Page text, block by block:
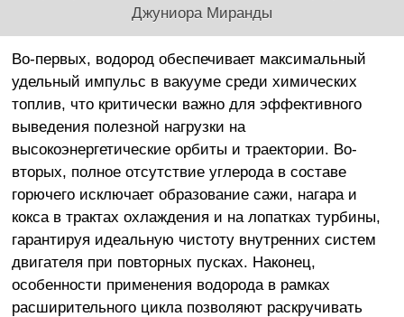
Джуниора Миранды
Во-первых, водород обеспечивает максимальный
удельный импульс в вакууме среди химических
топлив, что критически важно для эффективного
выведения полезной нагрузки на
высокоэнергетические орбиты и траектории. Во-
вторых, полное отсутствие углерода в составе
горючего исключает образование сажи, нагара и
кокса в трактах охлаждения и на лопатках турбины,
гарантируя идеальную чистоту внутренних систем
двигателя при повторных пусках. Наконец,
особенности применения водорода в рамках
расширительного цикла позволяют раскручивать